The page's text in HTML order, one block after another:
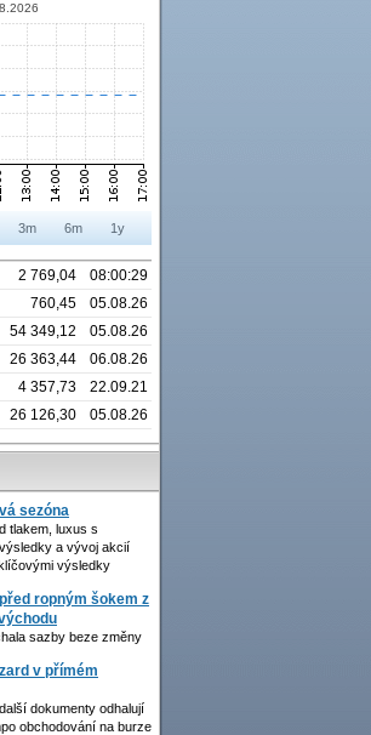
3m 6m 1y
2 769,04
08:00:29
760,45
05.08.26
54 349,12
05.08.26
26 363,44
06.08.26
4 357,73
22.09.21
26 126,30 05.08.26
sezóna
tlakem, luxus s
a vývoj akcií
výsledky
ropným šokem z
sazby beze změny
v přímém
dokumenty odhalují
obchodování na burze